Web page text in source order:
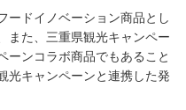
ドイノベーション商品とし
また、三重県観光キャンペー
ーンコラボ商品でもあること
光キャンペーンと連携した発